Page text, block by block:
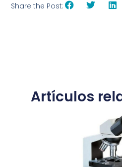
Share the Post:
Artículos